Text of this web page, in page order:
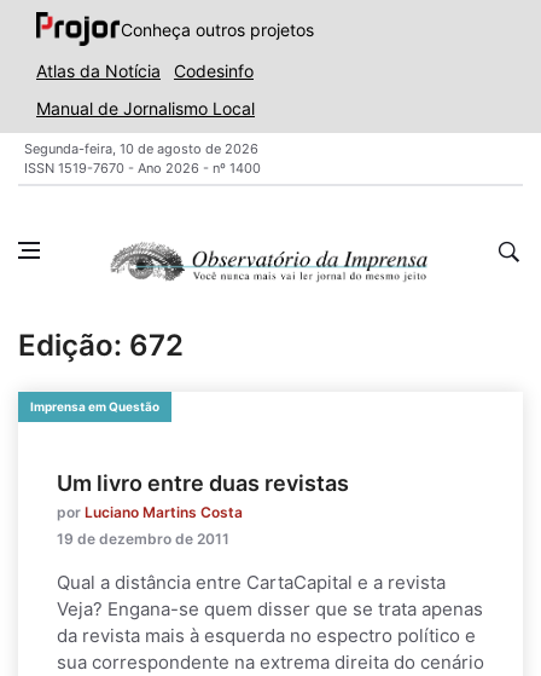
Conheça outros projetos
Atlas da Notícia
Codesinfo
Manual de Jornalismo Local
Segunda-feira, 10 de agosto de 2026
ISSN 1519-7670 - Ano 2026 - nº 1400
Edição: 672
Imprensa em Questão
Um livro entre duas revistas
por Luciano Martins Costa
19 de dezembro de 2011
Qual a distância entre CartaCapital e a revista
Veja? Engana-se quem disser que se trata apenas
da revista mais à esquerda no espectro político e
sua correspondente na extrema direita do cenário